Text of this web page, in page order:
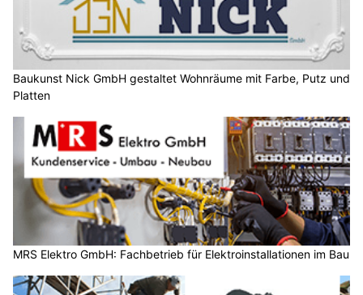
Baukunst Nick GmbH gestaltet Wohnräume mit Farbe, Putz und
Platten
MRS Elektro GmbH: Fachbetrieb für Elektroinstallationen im Bau